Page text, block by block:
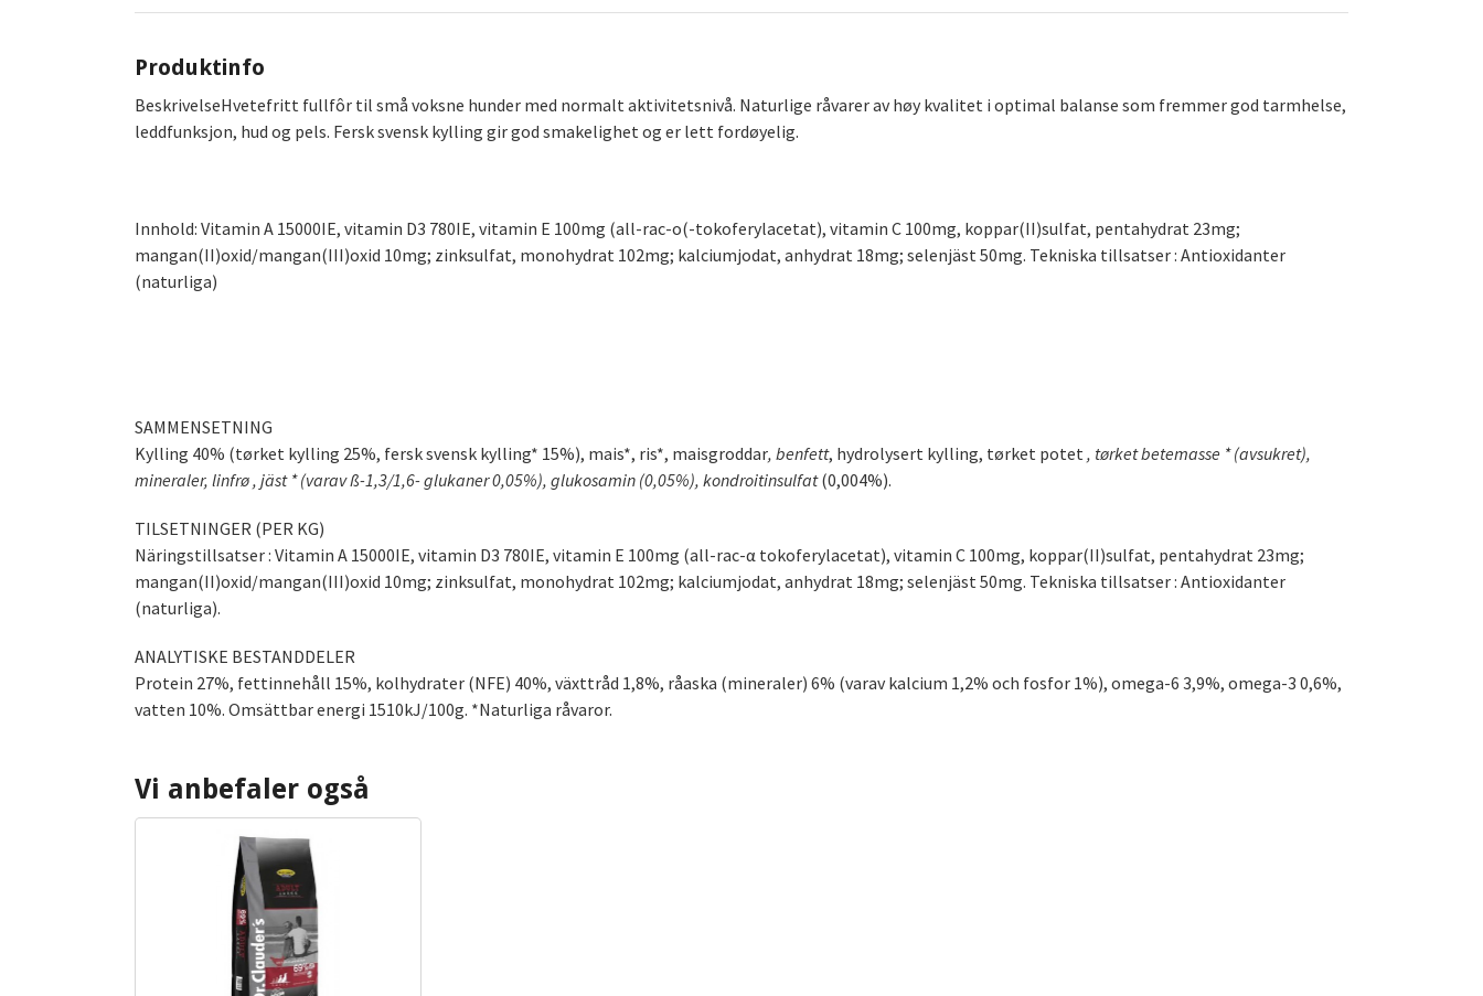
Produktinfo
BeskrivelseHvetefritt fullfôr til små voksne hunder med normalt aktivitetsnivå. Naturlige råvarer av høy kvalitet i optimal balanse som fremmer god tarmhelse,
leddfunksjon, hud og pels. Fersk svensk kylling gir god smakelighet og er lett fordøyelig.
Innhold: Vitamin A 15000IE, vitamin D3 780IE, vitamin E 100mg (all-rac-o(-tokoferylacetat), vitamin C 100mg, koppar(II)sulfat, pentahydrat 23mg;
mangan(II)oxid/mangan(III)oxid 10mg; zinksulfat, monohydrat 102mg; kalciumjodat, anhydrat 18mg; selenjäst 50mg. Tekniska tillsatser : Antioxidanter
(naturliga)
SAMMENSETNING
Kylling 40% (tørket kylling 25%, fersk svensk kylling* 15%), mais*, ris*, maisgroddar, benfett, hydrolysert kylling, tørket potet, tørket betemasse * (avsukret),
mineraler, linfrø, jäst * (varav ß-1,3/1,6- glukaner 0,05%), glukosamin (0,05%), kondroitinsulfat(0,004%).
TILSETNINGER (PER KG)
Näringstillsatser : Vitamin A 15000IE, vitamin D3 780IE, vitamin E 100mg (all-rac-α tokoferylacetat), vitamin C 100mg, koppar(II)sulfat, pentahydrat 23mg;
mangan(II)oxid/mangan(III)oxid 10mg; zinksulfat, monohydrat 102mg; kalciumjodat, anhydrat 18mg; selenjäst 50mg. Tekniska tillsatser : Antioxidanter
(naturliga).
ANALYTISKE BESTANDDELER
Protein 27%, fettinnehåll 15%, kolhydrater (NFE) 40%, växttråd 1,8%, råaska (mineraler) 6% (varav kalcium 1,2% och fosfor 1%), omega-6 3,9%, omega-3 0,6%,
vatten 10%. Omsättbar energi 1510kJ/100g. *Naturliga råvaror.
Vi anbefaler også